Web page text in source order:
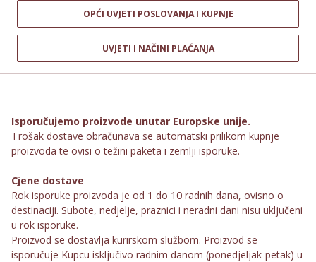
OPĆI UVJETI POSLOVANJA I KUPNJE
UVJETI I NAČINI PLAĆANJA
Isporučujemo proizvode unutar Europske unije.
Trošak dostave obračunava se automatski prilikom kupnje
proizvoda te ovisi o težini paketa i zemlji isporuke.
Cjene dostave
Rok isporuke proizvoda je od 1 do 10 radnih dana, ovisno o
destinaciji. Subote, nedjelje, praznici i neradni dani nisu uključeni
u rok isporuke.
Proizvod se dostavlja kurirskom službom. Proizvod se
isporučuje Kupcu isključivo radnim danom (ponedjeljak-petak) u